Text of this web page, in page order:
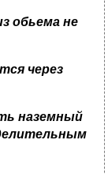
обьема не
через
наземный